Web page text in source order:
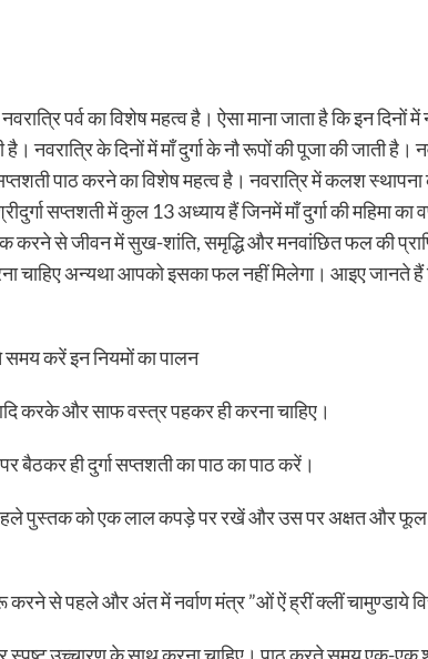
पर्व का विशेष महत्व है। ऐसा माना जाता है कि इन दिनों
नवरात्रि के दिनों में माँ दुर्गा के नौ रूपों की पूजा की जाती है।
पाठ करने का विशेष महत्व है। नवरात्रि में कलश स्थापना
सप्तशती में कुल 13 अध्याय हैं जिनमें माँ दुर्गा की महिमा का
करने से जीवन में सुख-शांति, समृद्धि और मनवांछित फल की
चाहिए अन्यथा आपको इसका फल नहीं मिलेगा। आइए जानते हैं
करके और साफ वस्त्र पहकर ही करना चाहिए।
ही दुर्गा सप्तशती का पाठ का पाठ करें।
पहले पुस्तक को एक लाल कपड़े पर रखें और उस पर अक्षत और
करने से पहले और अंत में नर्वाण मंत्र ”ओं ऐं ह्रीं क्लीं चामुण्डाये